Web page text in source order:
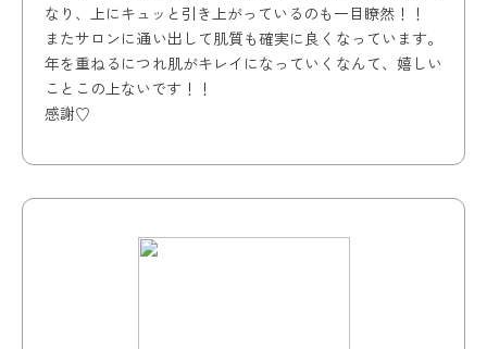
なり、上にキュッと引き上がっているのも一目瞭然！！
またサロンに通い出して肌質も確実に良くなっています。
年を重ねるにつれ肌がキレイになっていくなんて、嬉しい
ことこの上ないです！！
感謝♡